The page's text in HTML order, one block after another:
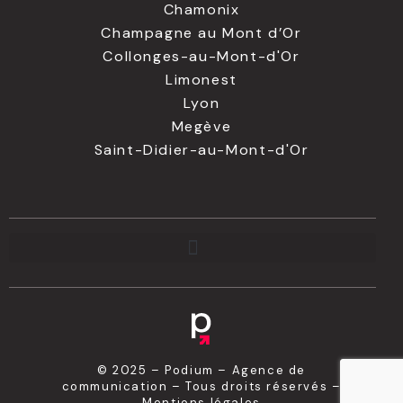
Chamonix
Champagne au Mont d’Or
Collonges-au-Mont-d'Or
Limonest
Lyon
Megève
Saint-Didier-au-Mont-d'Or
© 2025 – Podium – Agence de
communication – Tous droits réservés –